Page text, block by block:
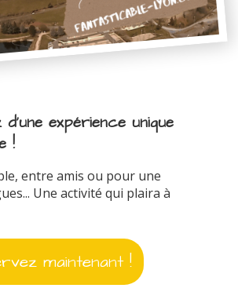
expérience unique
!
entre amis ou pour une
Une activité qui plaira à
maintenant !